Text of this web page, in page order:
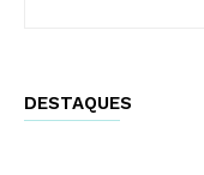
DESTAQUES